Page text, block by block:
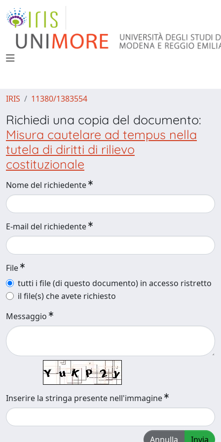
IRIS 11380/1383554
Richiedi una copia del documento:
Misura cautelare ad tempus nella
tutela di diritti di rilievo
costituzionale
Nome del richiedente
E-mail del richiedente
File
tutti i file (di questo documento) in accesso ristretto
il file(s) che avete richiesto
Messaggio
Inserire la stringa presente nell'immagine
Annulla Invia